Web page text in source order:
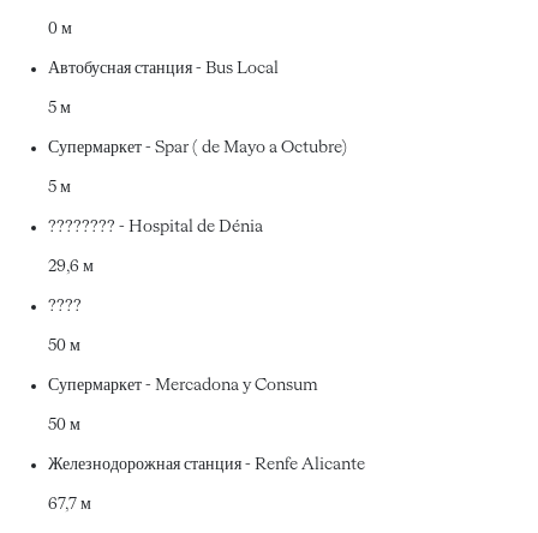
0 м
Автобусная станция - Bus Local
5 м
Супермаркет - Spar ( de Mayo a Octubre)
5 м
???????? - Hospital de Dénia
29,6 м
????
50 м
Супермаркет - Mercadona y Consum
50 м
Железнодорожная станция - Renfe Alicante
67,7 м